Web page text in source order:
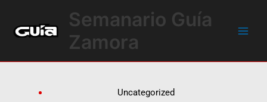
contenido
Semanario Guía
Zamora
Uncategorized